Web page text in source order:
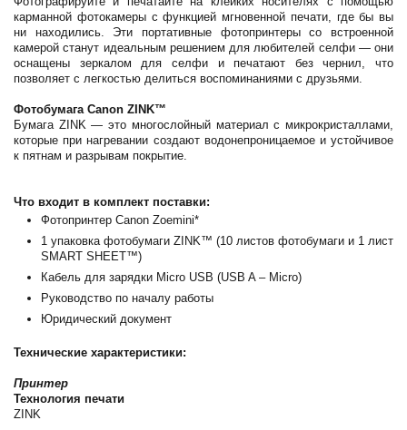
карманной фотокамеры с функцией мгновенной печати, где бы вы
ни находились. Эти портативные фотопринтеры со встроенной
камерой станут идеальным решением для любителей селфи — они
оснащены зеркалом для селфи и печатают без чернил, что
позволяет с легкостью делиться воспоминаниями с друзьями.
Фотобумага Canon ZINK™
Бумага ZINK — это многослойный материал с микрокристаллами,
которые при нагревании создают водонепроницаемое и устойчивое
к пятнам и разрывам покрытие.
Что входит в комплект поставки:
Фотопринтер Canon Zoemini*
1 упаковка фотобумаги ZINK™ (10 листов фотобумаги и 1 лист
SMART SHEET™)
Кабель для зарядки Micro USB (USB A – Micro)
Руководство по началу работы
Юридический документ
Технические характеристики:
Принтер
Технология печати
ZINK